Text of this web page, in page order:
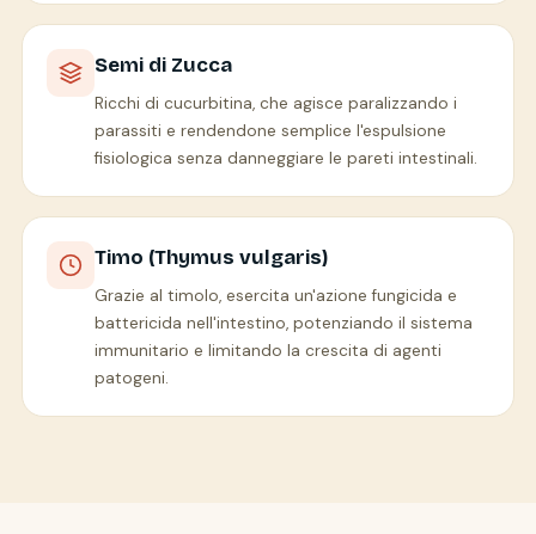
Semi di Zucca
Ricchi di cucurbitina, che agisce paralizzando i
parassiti e rendendone semplice l'espulsione
fisiologica senza danneggiare le pareti intestinali.
Timo (Thymus vulgaris)
Grazie al timolo, esercita un'azione fungicida e
battericida nell'intestino, potenziando il sistema
immunitario e limitando la crescita di agenti
patogeni.